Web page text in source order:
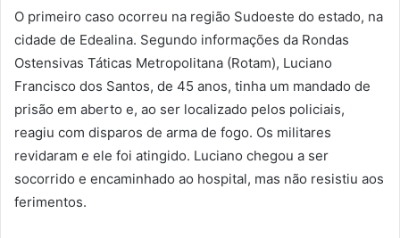
O primeiro caso ocorreu na região Sudoeste do estado, na
cidade de Edealina. Segundo informações da Rondas
Ostensivas Táticas Metropolitana (Rotam), Luciano
Francisco dos Santos, de 45 anos, tinha um mandado de
prisão em aberto e, ao ser localizado pelos policiais,
reagiu com disparos de arma de fogo. Os militares
revidaram e ele foi atingido. Luciano chegou a ser
socorrido e encaminhado ao hospital, mas não resistiu aos
ferimentos.